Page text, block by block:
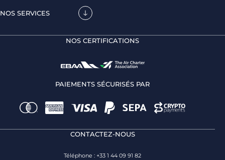
NOS SERVICES
NOS CERTIFICATIONS
PAIEMENTS SÉCURISÉS PAR
CONTACTEZ-NOUS
Téléphone : +33 1 44 09 91 82